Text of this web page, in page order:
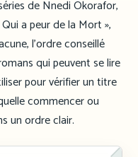
de Nnedi Okorafor,
a peur de la Mort »,
l’ordre conseillé
qui peuvent se lire
pour vérifier un titre
commencer ou
un ordre clair.